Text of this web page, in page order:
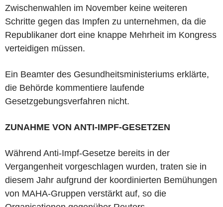
Zwischenwahlen im November keine weiteren
Schritte gegen das Impfen zu unternehmen, da die
Republikaner dort eine knappe Mehrheit im Kongress
verteidigen müssen.
Ein Beamter des Gesundheitsministeriums erklärte,
die Behörde kommentiere laufende
Gesetzgebungsverfahren nicht.
ZUNAHME VON ANTI-IMPF-GESETZEN
Während Anti-Impf-Gesetze bereits in der
Vergangenheit vorgeschlagen wurden, traten sie in
diesem Jahr aufgrund der koordinierten Bemühungen
von MAHA-Gruppen verstärkt auf, so die